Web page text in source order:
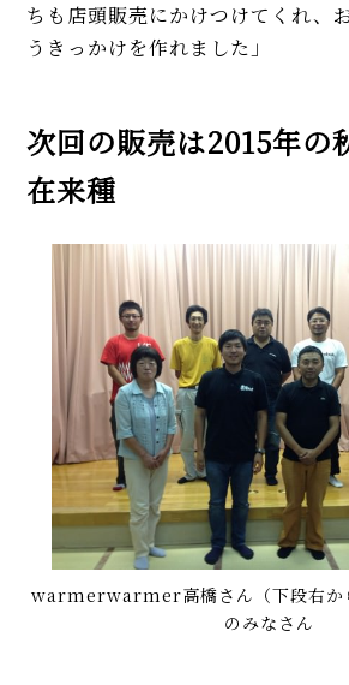
ちも店頭販売にかけつけてくれ、
うきっかけを作れました」
次回の販売は2015年の
在来種
warmerwarmer高橋さん（下段右か
のみなさん